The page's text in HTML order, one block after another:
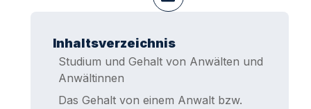
Inhaltsverzeichnis
Studium und Gehalt von Anwälten und
Anwältinnen
Das Gehalt von einem Anwalt bzw.